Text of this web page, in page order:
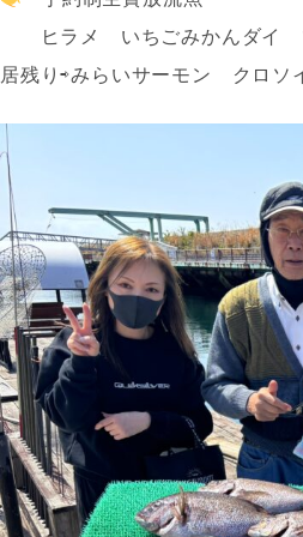
ヒラメ いちごみかんダイ
居残り⇨みらいサーモン クロソ